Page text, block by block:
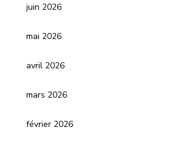
juin 2026
mai 2026
avril 2026
mars 2026
février 2026